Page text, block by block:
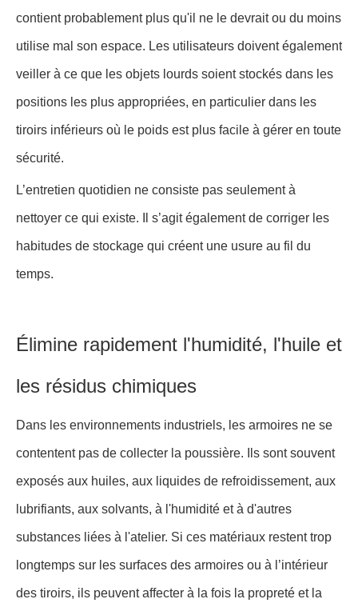
contient probablement plus qu'il ne le devrait ou du moins
utilise mal son espace. Les utilisateurs doivent également
veiller à ce que les objets lourds soient stockés dans les
positions les plus appropriées, en particulier dans les
tiroirs inférieurs où le poids est plus facile à gérer en toute
sécurité.
L’entretien quotidien ne consiste pas seulement à
nettoyer ce qui existe. Il s’agit également de corriger les
habitudes de stockage qui créent une usure au fil du
temps.
Élimine rapidement l'humidité, l'huile et
les résidus chimiques
Dans les environnements industriels, les armoires ne se
contentent pas de collecter la poussière. Ils sont souvent
exposés aux huiles, aux liquides de refroidissement, aux
lubrifiants, aux solvants, à l'humidité et à d'autres
substances liées à l'atelier. Si ces matériaux restent trop
longtemps sur les surfaces des armoires ou à l’intérieur
des tiroirs, ils peuvent affecter à la fois la propreté et la